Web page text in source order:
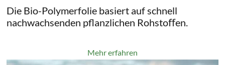
Die Bio-Polymerfolie basiert auf schnell
nachwachsenden pflanzlichen Rohstoﬀen.
Mehr erfahren